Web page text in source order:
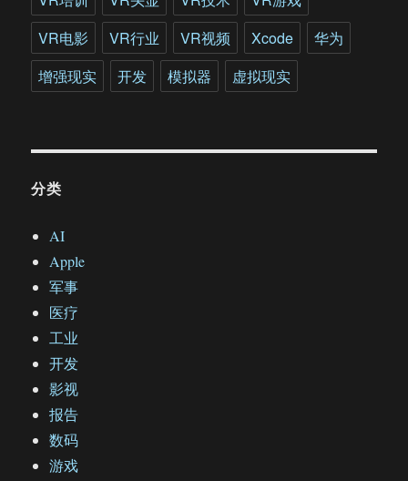
VR电影
VR行业 VR视频 Xcode
华为
增强现实
开发 模拟器 虚拟现实
分类
AI
Apple
军事
医疗
工业
开发
影视
报告
数码
游戏